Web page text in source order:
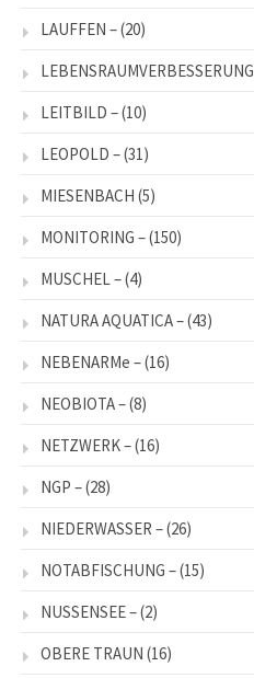
LAUFFEN –(20)
LEBENSRAUMVERBESSERUNG
LEITBILD –(10)
LEOPOLD –(31)
MIESENBACH (5)
MONITORING –(150)
MUSCHEL –(4)
NATURA AQUATICA –(43)
NEBENARMe –(16)
NEOBIOTA –(8)
NETZWERK –(16)
NGP –(28)
NIEDERWASSER –(26)
NOTABFISCHUNG –(15)
NUSSENSEE –(2)
OBERE TRAUN (16)